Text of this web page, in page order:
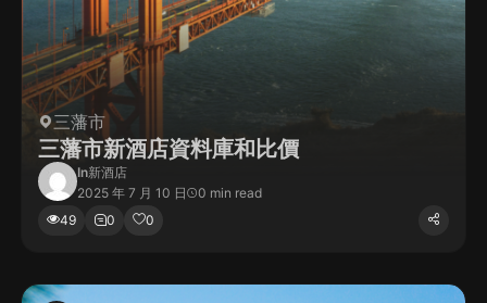
三藩市
三藩市新酒店資料庫和比價
In新酒店
2025 年 7 月 10 日
0 min read
49
0 0